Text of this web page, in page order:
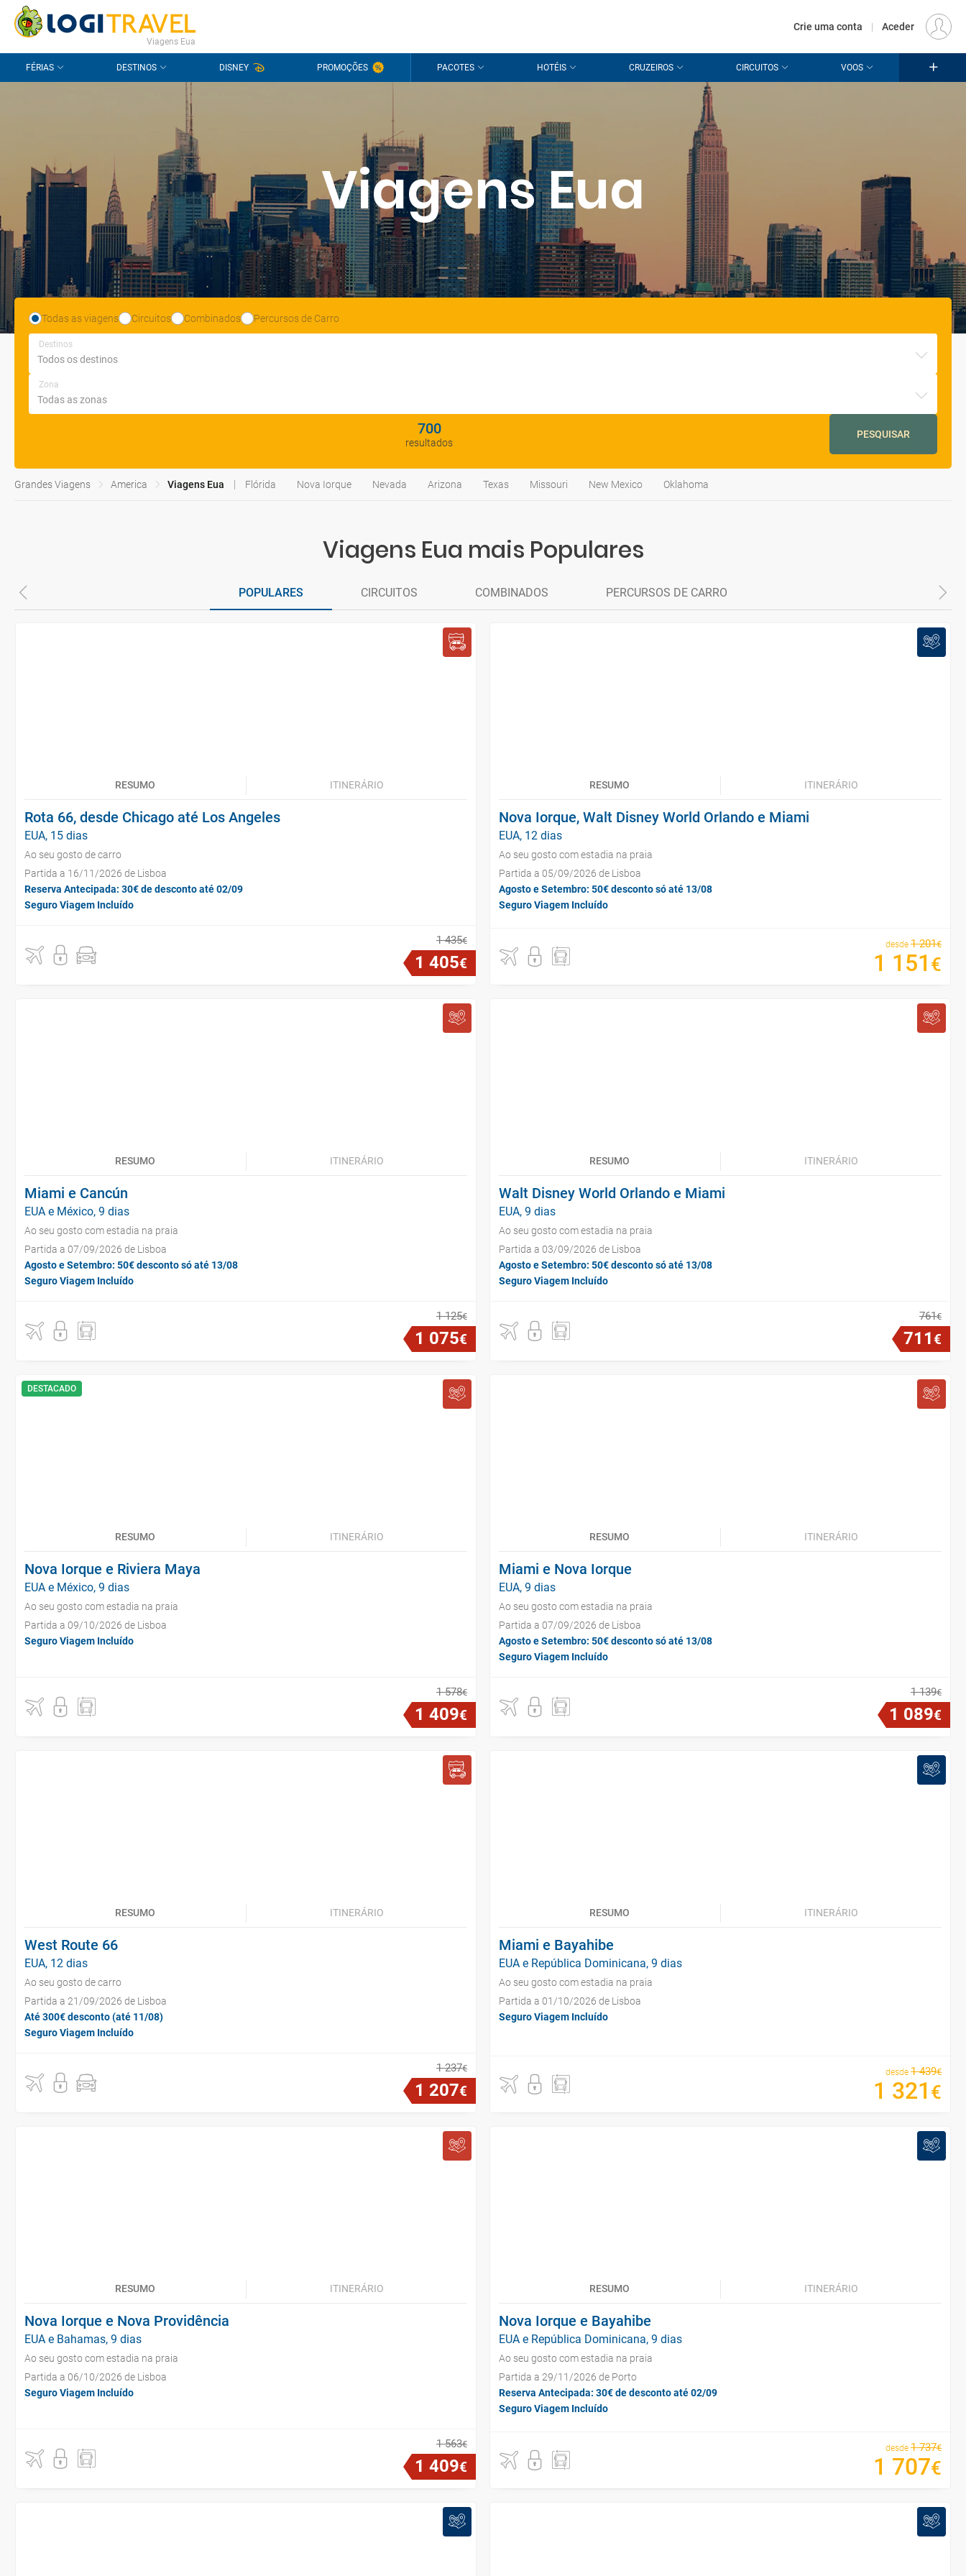
CONTACTO PERGUNTAS FREQUENTES EUR
Viagens Eua
Crie uma conta | Aceder
FÉRIAS DESTINOS DISNEY PROMOÇÕES PACOTES HOTÉIS CRUZEIROS CIRCUITOS VOOS
Viagens Eua
Todas as viagens Circuitos Combinados Percursos de Carro
Destinos
Zona
700
resultados
PESQUISAR
Grandes Viagens America Viagens Eua Flórida Nova Iorque Nevada Arizona Texas Missouri New Mexico Oklahoma
Viagens Eua mais Populares
POPULARES CIRCUITOS COMBINADOS PERCURSOS DE CARRO
RESUMO ITINERÁRIO
Rota 66, desde Chicago até Los Angeles
EUA, 15 dias
Ao seu gosto de carro
Partida a 16/11/2026 de Lisboa
Reserva Antecipada: 30€ de desconto até 02/09
Seguro Viagem Incluído
1 435€
1 405€
RESUMO ITINERÁRIO
Nova Iorque, Walt Disney World Orlando e Miami
EUA, 12 dias
Ao seu gosto com estadia na praia
Partida a 05/09/2026 de Lisboa
Agosto e Setembro: 50€ desconto só até 13/08
Seguro Viagem Incluído
desde 1 201€
1 151 €
RESUMO ITINERÁRIO
Miami e Cancún
EUA e México, 9 dias
Ao seu gosto com estadia na praia
Partida a 07/09/2026 de Lisboa
Agosto e Setembro: 50€ desconto só até 13/08
Seguro Viagem Incluído
1 125€
1 075€
RESUMO ITINERÁRIO
Walt Disney World Orlando e Miami
EUA, 9 dias
Ao seu gosto com estadia na praia
Partida a 03/09/2026 de Lisboa
Agosto e Setembro: 50€ desconto só até 13/08
Seguro Viagem Incluído
761€
711€
DESTACADO
RESUMO ITINERÁRIO
Nova Iorque e Riviera Maya
EUA e México, 9 dias
Ao seu gosto com estadia na praia
Partida a 09/10/2026 de Lisboa
Seguro Viagem Incluído
1 578€
1 409€
RESUMO ITINERÁRIO
Miami e Nova Iorque
EUA, 9 dias
Ao seu gosto com estadia na praia
Partida a 07/09/2026 de Lisboa
Agosto e Setembro: 50€ desconto só até 13/08
Seguro Viagem Incluído
1 139€
1 089€
RESUMO ITINERÁRIO
West Route 66
EUA, 12 dias
Ao seu gosto de carro
Partida a 21/09/2026 de Lisboa
Até 300€ desconto (até 11/08)
Seguro Viagem Incluído
1 237€
1 207€
RESUMO ITINERÁRIO
Miami e Bayahibe
EUA e República Dominicana, 9 dias
Ao seu gosto com estadia na praia
Partida a 01/10/2026 de Lisboa
Seguro Viagem Incluído
desde 1 439€
1 321 €
RESUMO ITINERÁRIO
Nova Iorque e Nova Providência
EUA e Bahamas, 9 dias
Ao seu gosto com estadia na praia
Partida a 06/10/2026 de Lisboa
Seguro Viagem Incluído
1 563€
1 409€
RESUMO ITINERÁRIO
Nova Iorque e Bayahibe
EUA e República Dominicana, 9 dias
Ao seu gosto com estadia na praia
Partida a 29/11/2026 de Porto
Reserva Antecipada: 30€ de desconto até 02/09
Seguro Viagem Incluído
desde 1 737€
1 707€